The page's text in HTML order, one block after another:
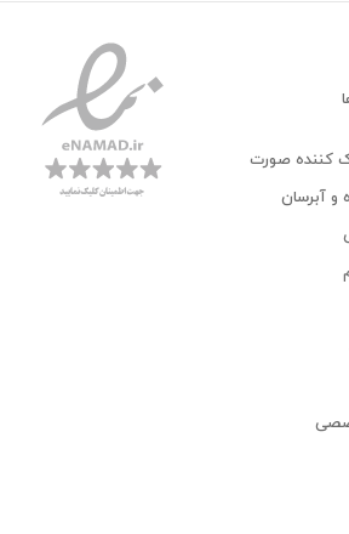
کننده صورت
و آبرسان